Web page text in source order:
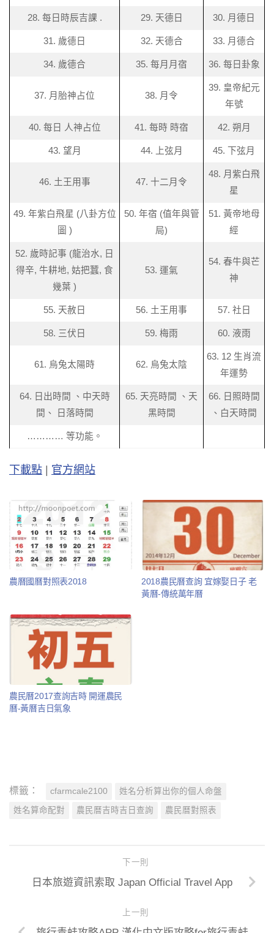
28. 每日時辰吉課 . 29. 天德日 30. 月德日
31. 歲德日 32. 天德合 33. 月德合
34. 歲德合 35. 每月月宿 36. 每日卦象
37. 月胎神占位 38. 月令
39. 皇帝紀元
年號
40. 每日 人神占位 41. 每時 時宿 42. 朔月
43. 望月 44. 上弦月 45. 下弦月
46. 土王用事 47. 十二月令
48. 月紫白飛
星
49. 年紫白飛星 (八卦方位
圖 )
50. 年宿 (值年與管
局)
51. 黃帝地母
經
52. 歲時記事 (龍治水, 日
得辛, 牛耕地, 姑把蠶, 食
幾葉 )
53. 運氣
54. 春牛與芒
神
55. 天赦日 56. 土王用事 57. 社日
58. 三伏日 59. 梅雨 60. 液雨
61. 烏兔太陽時 62. 烏兔太陰
63. 12 生肖流
年運勢
64. 日出時間 、中天時
間、 日落時間
65. 天亮時間 、天
黑時間
66. 日照時間
、白天時間
………… 等功能。
下載點 | 官方網站
農曆國曆對照表2018
2018農民曆查詢 宜嫁娶日子 老
黃曆-傳統萬年曆
農民曆2017查詢吉時 開運農民
曆-黃曆吉日氣象
標籤： cfarmcale2100 姓名分析算出你的個人命盤
姓名算命配對 農民曆吉時吉日查詢 農民曆對照表
下一則
日本旅遊資訊索取 Japan Official Travel App
上一則